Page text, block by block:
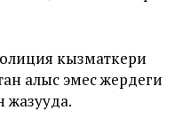
кызматкери
алыс эмес жердеги
жазууда.